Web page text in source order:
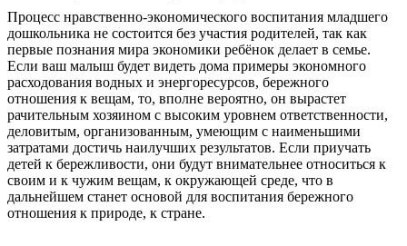
Процесс нравственно-экономического воспитания младшего
дошкольника не состоится без участия родителей, так как
первые познания мира экономики ребёнок делает в семье.
Если ваш малыш будет видеть дома примеры экономного
расходования водных и энергоресурсов, бережного
отношения к вещам, то, вполне вероятно, он вырастет
рачительным хозяином с высоким уровнем ответственности,
деловитым, организованным, умеющим с наименьшими
затратами достичь наилучших результатов. Если приучать
детей к бережливости, они будут внимательнее относиться к
своим и к чужим вещам, к окружающей среде, что в
дальнейшем станет основой для воспитания бережного
отношения к природе, к стране.